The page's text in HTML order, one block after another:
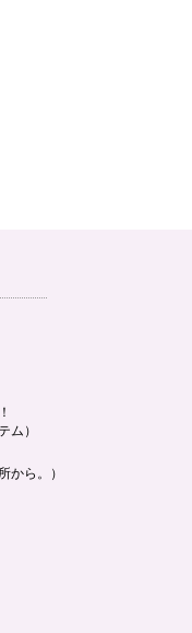
ム）
から。）